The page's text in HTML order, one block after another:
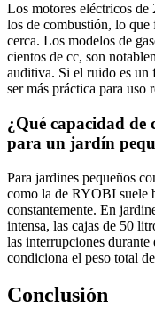
Los motores eléctricos
los de combustión, lo
cerca. Los modelos de
cientos de cc, son
auditiva. Si el ruido es un
ser más práctica para uso
¿Qué capacidad de
para un jardín
Para jardines pequeños
como la de RYOBI suele
constantemente. En
intensa, las cajas de 50
las interrupciones
condiciona el peso total
Conclusión